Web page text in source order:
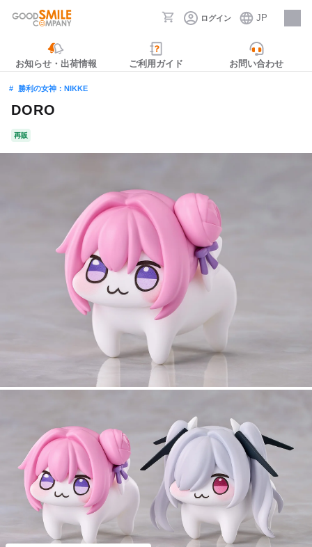
ログイン JP
採用情報
お知らせ・出荷情報 ご利用ガイド お問い合わせ
勝利の女神：NIKKE
DORO
再販